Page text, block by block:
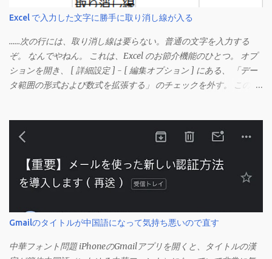
Excel で入力した文字に勝手に取り消し線が入る
……次の行には、取り消し線は要らない。普通の文字を入力する
ぞ。 なんでやねん。 これは、Excel のお節介機能のひとつ。 オプ
ションを開き、 [ 詳細設定 ] - [ 編集オプション ] にある、 「デー
タ範囲の形式および数式を拡張する」 のチェックを外す。 この機
うです。 このオプションを解除して、他のセル（取り消し線の書
式がないセル）をコピーしてから、もう一度入力してみます。 今
度は大丈夫です。 Mac の場合、画面上部にあるメニューの
「Excel」をクリックして環境設定を開きます（「command + ,
（カンマ）」 でも開きます）。 「編集」を開きます。 「編集オプ
Gmailのタイトルが中国語になって気持ち悪いので直す
中華フォント問題 iPhoneのGmailアプリを開くと、タイトルの漢